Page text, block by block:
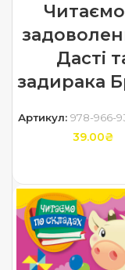
Читаємо
Дасті
задирака
Артикул: 978-966-
39.00₴